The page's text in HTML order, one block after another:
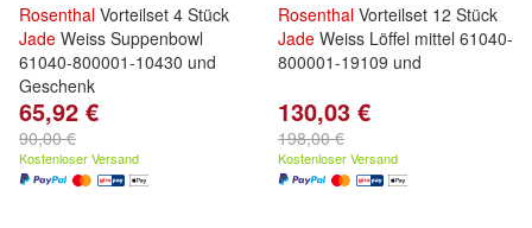
Rosenthal Vorteilset 4 Stück
Jade Weiss Suppenbowl
61040-800001-10430 und
Geschenk
65,92 €
90,00 €
Kostenloser Versand
Rosenthal Vorteilset 12 Stück
Jade Weiss Löffel mittel 61040-
800001-19109 und
130,03 €
198,00 €
Kostenloser Versand